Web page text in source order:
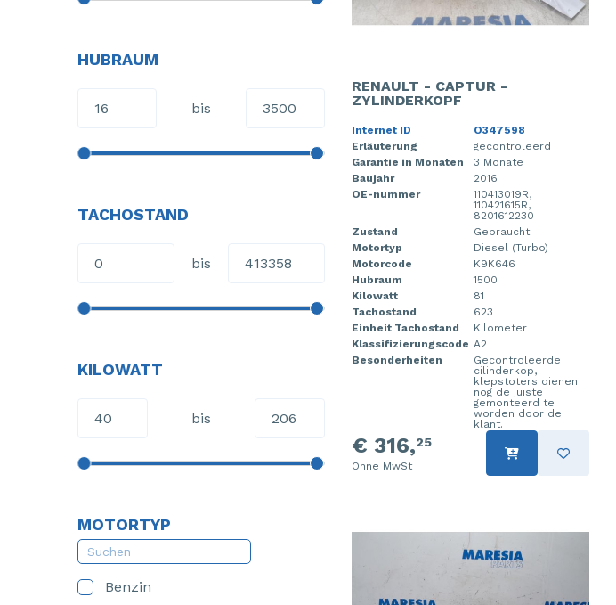
HUBRAUM
bis
TACHOSTAND
bis
KILOWATT
bis
MOTORTYP
Benzin
RENAULT - CAPTUR -
ZYLINDERKOPF
Internet ID
O347598
Erläuterung
gecontroleerd
Garantie in Monaten
3 Monate
Baujahr
2016
OE-nummer
110413019R,
110421615R,
8201612230
Zustand
Gebraucht
Motortyp
Diesel (Turbo)
Motorcode
K9K646
Hubraum
1500
Kilowatt
81
Tachostand
623
Einheit Tachostand
Kilometer
Klassifizierungscode A2
Besonderheiten
Gecontroleerde
cilinderkop,
klepstoters dienen
nog de juiste
gemonteerd te
worden door de
klant.
€ 316,25
Ohne MwSt